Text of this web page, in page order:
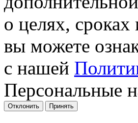
о целях,
вы можете
с нашей
Персональные
Отклонить Принять